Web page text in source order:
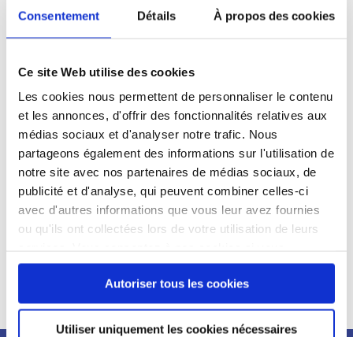
Consentement Détails À propos des cookies
Ce site Web utilise des cookies
Les cookies nous permettent de personnaliser le contenu
et les annonces, d'offrir des fonctionnalités relatives aux
médias sociaux et d'analyser notre trafic. Nous
partageons également des informations sur l'utilisation de
notre site avec nos partenaires de médias sociaux, de
publicité et d'analyse, qui peuvent combiner celles-ci
avec d'autres informations que vous leur avez fournies
ou qu'ils ont collectées lors de votre utilisation de leurs
continuez à utiliser notre site Web.
Autoriser tous les cookies
Utiliser uniquement les cookies nécessaires
candidat
Qualifications et diplômes :
Profil recherché :
Expérience :
Processus
de
recrutement